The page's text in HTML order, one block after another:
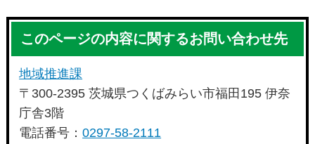
このページの内容に関するお問い合わせ先
地域推進課
〒300-2395 茨城県つくばみらい市福田195 伊奈
庁舎3階
電話番号：0297-58-2111